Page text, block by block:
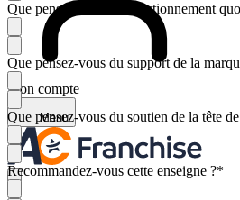
Mon compte
Menu
Que pensez-vous du fonctionnement
Que pensez-vous du support de la
Que pensez-vous du soutien de la tête
Recommandez-vous cette enseigne ?*